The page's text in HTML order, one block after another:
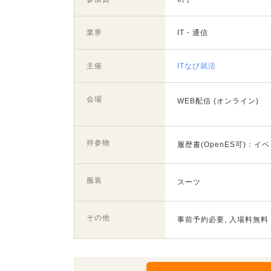
業界 IT・通信
主催 ITなび就活
会場 WEB配信 (オンライン)
持参物 履歴書(OpenES可)：イ
服装 スーツ
その他 事前予約必要, 入場料無料